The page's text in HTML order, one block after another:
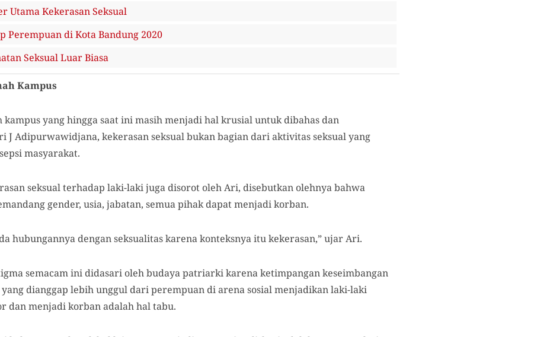
Utama Kekerasan Seksual
Perempuan di Kota Bandung 2020
Seksual Luar Biasa
Kampus
kampus yang hingga saat ini masih menjadi hal krusial untuk dibahas dan
J Adipurwawidjana, kekerasan seksual bukan bagian dari aktivitas seksual yang
masyarakat.
seksual terhadap laki-laki juga disorot oleh Ari, disebutkan olehnya bahwa
gender, usia, jabatan, semua pihak dapat menjadi korban.
hubungannya dengan seksualitas karena konteksnya itu kekerasan,” ujar Ari.
semacam ini didasari oleh budaya patriarki karena ketimpangan keseimbangan
dianggap lebih unggul dari perempuan di arena sosial menjadikan laki-laki
dan menjadi korban adalah hal tabu.